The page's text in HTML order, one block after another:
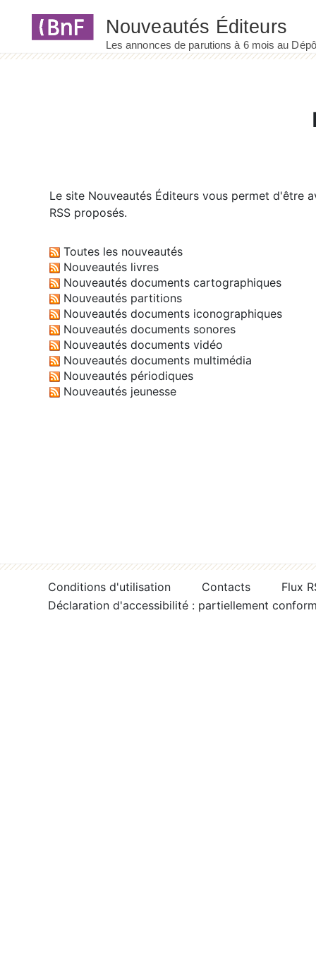
Le site Nouveautés Éditeurs vous permet d'être
RSS proposés.
Toutes les nouveautés
Nouveautés livres
Nouveautés documents cartographiques
Nouveautés partitions
Nouveautés documents iconographiques
Nouveautés documents sonores
Nouveautés documents vidéo
Nouveautés documents multimédia
Nouveautés périodiques
Nouveautés jeunesse
Conditions d'utilisation Contacts
Flux
Déclaration d'accessibilité : partiellement